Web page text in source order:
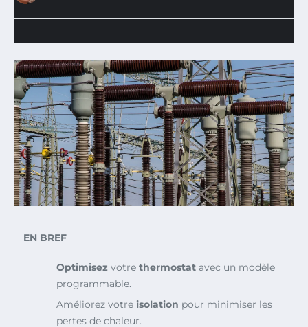
EN BREF
Optimisez votre thermostat avec un modèle
programmable.
Améliorez votre isolation pour minimiser les
pertes de chaleur.